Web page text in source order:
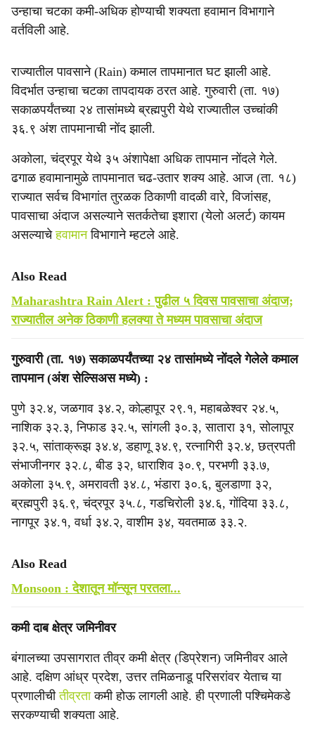
उन्हाचा चटका कमी-अधिक होण्याची शक्यता हवामान विभागाने
वर्तविली आहे.
राज्यातील पावसाने (Rain) कमाल तापमानात घट झाली आहे.
विदर्भात उन्हाचा चटका तापदायक ठरत आहे. गुरुवारी (ता. १७)
सकाळपर्यंतच्या २४ तासांमध्ये ब्रह्मपुरी येथे राज्यातील उच्चांकी
३६.९ अंश तापमानाची नोंद झाली.
अकोला, चंद्रपूर येथे ३५ अंशापेक्षा अधिक तापमान नोंदले गेले.
ढगाळ हवामानामुळे तापमानात चढ-उतार शक्य आहे. आज (ता. १८)
राज्यात सर्वच विभागांत तुरळक ठिकाणी वादळी वारे, विजांसह,
पावसाचा अंदाज असल्याने सतर्कतेचा इशारा (येलो अलर्ट) कायम
असल्याचेहवामानविभागाने म्हटले आहे.
Also Read
Maharashtra Rain Alert : पुढील ५ दिवस पावसाचा अंदाज;
राज्यातील अनेक ठिकाणी हलक्या ते मध्यम पावसाचा अंदाज
गुरुवारी (ता. १७) सकाळपर्यंतच्या २४ तासांमध्ये नोंदले गेलेले कमाल
तापमान (अंश सेल्सिअस मध्ये) :
पुणे ३२.४, जळगाव ३४.२, कोल्हापूर २९.१, महाबळेश्वर २४.५,
नाशिक ३२.३, निफाड ३२.५, सांगली ३०.३, सातारा ३१, सोलापूर
३२.५, सांताक्रूझ ३४.४, डहाणू ३४.९, रत्नागिरी ३२.४, छत्रपती
संभाजीनगर ३२.८, बीड ३२, धाराशिव ३०.९, परभणी ३३.७,
अकोला ३५.९, अमरावती ३४.८, भंडारा ३०.६, बुलडाणा ३२,
ब्रह्मपुरी ३६.९, चंद्रपूर ३५.८, गडचिरोली ३४.६, गोंदिया ३३.८,
नागपूर ३४.१, वर्धा ३४.२, वाशीम ३४, यवतमाळ ३३.२.
Also Read
Monsoon : देशातून मॉन्सून परतला...
कमी दाब क्षेत्र जमिनीवर
बंगालच्या उपसागरात तीव्र कमी क्षेत्र (डिप्रेशन) जमिनीवर आले
आहे. दक्षिण आंध्र प्रदेश, उत्तर तमिळनाडू परिसरांवर येताच या
प्रणालीचीतीव्रताकमी होऊ लागली आहे. ही प्रणाली पश्चिमेकडे
सरकण्याची शक्यता आहे.